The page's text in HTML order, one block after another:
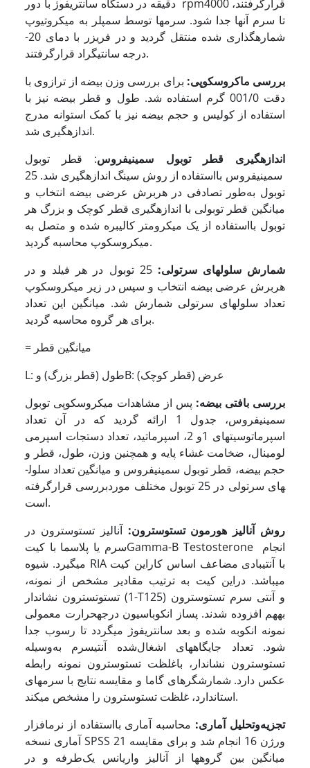
دقیقه در دستگاه سانتریفوژ با دور rpm4000 قرارگرفتند،
تا سرم آن­ها جدا شود. سرم­ها توسط سمپلر به میکروتیوپ
شماره­گذاری شده منتقل گردید و در فریزر با دمای 20-
درجه سانتی­گراد قرارگرفتند.
بررسی ماکروسکوپی: برای بررسی وزن بیضه از ترازوی با
دقت 001/0 گرم استفاده شد. طول و قطر بیضه نیز با
استفاده از کولیس و حجم بیضه نیز با کمک استوانه مدرج
اندازه­گیری شد.
اندازه­گیری قطر توبول سمینیفروس: قطر توبول
سمینیفروس بااستفاده از روش سینگ اندازه­گیری شد. 25
توبول به‌طور تصادفی در هربرش عرضی بیضه انتخاب و
میانگین قطر توبولی با اندازه­گیری قطر کوچک و بزرگ هر
توبول بااستفاده از یک میکرومتر کالیبره­ شده و متصل به
میکروسکوپ محاسبه گردید.
شمارش سلول­های سرتولی:
25 توبول در هر فیلد و در
هربرش عرضی بیضه انتخاب و سپس در زیر میکروسکوپ
تعداد سلول­های سرتولی شمارش شد. میانگین این تعداد
برای هر گروه محاسبه گردید.
= میانگین قطر
L: طول (قطر بزرگ) وB: عرض (قطر کوچک)
بررسی بافتی بیضه: پس از مشاهدات میکروسکوپی توبول
سمینیفروس، جدول 1 ارائه گردید که در آن تعداد
اسپرماتوسیت­های 1و 2، اسپرماتید، تعداد دستجات اسپرمی
لومینال، ضخامت غشاء پایه و همچنین وزن، طول، قطر و
حجم بیضه، قطر توبول سمینیفروس و میانگین تعداد سلول­
های سرتولی در 25 توبول مختلف موردبررسی قرارگرفته
است.
روش آنالیز هورمون تستوسترون: آنالیز تستوسترون در
سرم یا پلاسما با کیتGamma-B Testosterone انجام
می­گیرد. شیوه RIA با آنتی­بادی مضاعف اساس کاراین کیت
می­باشد. دراین کیت به ترتیب مقادیر مشخص از نمونه،
تستوتسترون نشان­دار (1-T125) و آنتی سرم تستوسترون
به­هم افزوده شدند. پس­از انکوباسیون درجه­حرارت معمولی
نمونه انکوبه شده و بعد سانتریفوژ می­گردد تا رسوب جدا
شود. تعداد جایگاه­های اشغال‌شده آنتی­سرم به‌وسیله
تستوسترون نشان­دار، باغلظت تستوسترون نمونه رابطه
عکس دارد. شمارش­گرهای گاما و مقایسه نتایج با سرم­های
استاندارد، غلظت تستوسترون را مشخص می­کند.
تجزیه‌وتحلیل آماری: محاسبه آماری بااستفاده از نرم­افزار
آماری نسخه SPSS 21 ورژن 16 انجام شد و برای مقایسه
میانگین بین گروه­ها از آنالیز واریانس یک‌طرفه و در